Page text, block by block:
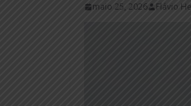
maio 25, 2026 Flávio